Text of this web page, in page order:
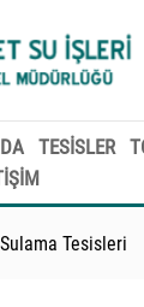
TESİSLER
Tesisleri